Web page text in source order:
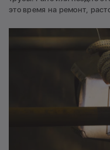
это время на ремонт,